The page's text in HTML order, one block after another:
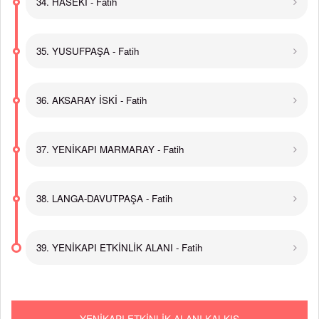
35. YUSUFPAŞA - Fatih
36. AKSARAY İSKİ - Fatih
37. YENİKAPI MARMARAY - Fatih
38. LANGA-DAVUTPAŞA - Fatih
39. YENİKAPI ETKİNLİK ALANI - Fatih